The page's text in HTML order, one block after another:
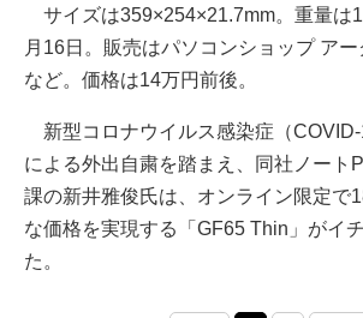
サイズは359×254×21.7mm。重量は
月16日。販売はパソコンショップ ア
など。価格は14万円前後。
新型コロナウイルス感染症（
による外出自粛を踏まえ、同社ノート
課の新井雅俊氏は、オンライン限定で
な価格を実現する「GF65 Thin」がイ
た。